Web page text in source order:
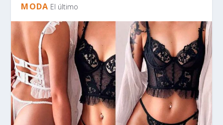
MODA El último